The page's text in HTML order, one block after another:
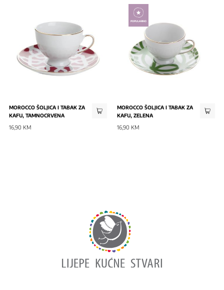
MOROCCO ŠOLJICA I TABAK ZA
KAFU, TAMNOCRVENA
16,90 KM
POPULARNO
MOROCCO ŠOLJICA I TABAK ZA
KAFU, ZELENA
16,90 KM